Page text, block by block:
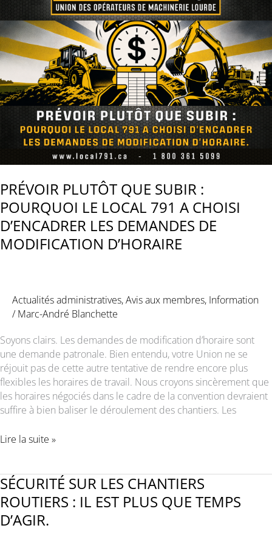
LOCAL
791,
À
LA
SUITE
DE
l’ANNONCE
DÉPART
MINISTRE
TRAVAIL.
PRÉVOIR PLUTÔT QUE SUBIR :
POURQUOI LE LOCAL 791 A CHOISI
D’ENCADRER LES DEMANDES DE
MODIFICATION D’HORAIRE
Actualités administratives,Avis aux membres, Information
/Marc-André Blanchette
Soyons clairs. Les demandes de modification d’horaire sont
une demande patronale. Bien entendu, votre Union ne se
réjouit pas de cette autre tentative de rendre encore plus
flexibles les horaires de travail. Nous croyons sincèrement que
les horaires négociés dans le cadre de la convention devraient
suffire à bien baliser le déroulement des chantiers. Les
PRÉVOIR
SUBIR
:
POURQUOI
LE
Lire la suite »
SÉCURITÉ SUR LES CHANTIERS
ROUTIERS : IL EST PLUS QUE TEMPS
D’AGIR.